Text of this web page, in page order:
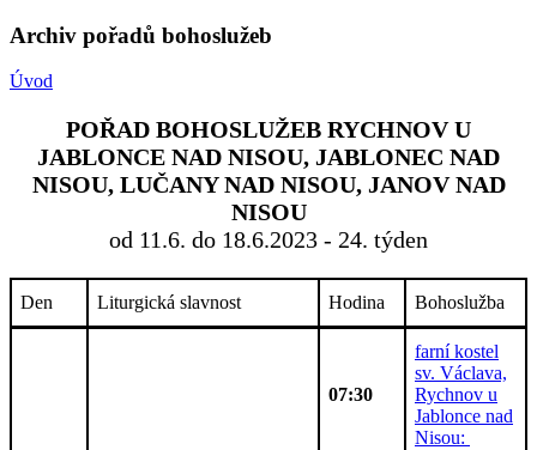
Archiv pořadů bohoslužeb
Úvod
POŘAD BOHOSLUŽEB RYCHNOV U
JABLONCE NAD NISOU, JABLONEC NAD
NISOU, LUČANY NAD NISOU, JANOV NAD
NISOU
od 11.6. do 18.6.2023 - 24. týden
Den Liturgická slavnost Hodina Bohoslužba
07:30
farní kostel
sv. Václava,
Rychnov u
Jablonce nad
Nisou: